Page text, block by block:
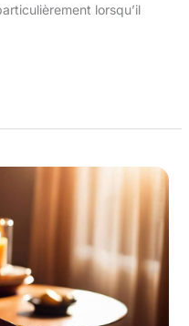
lorsqu’il